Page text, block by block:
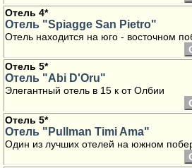
Отель 4*
Отель "Spiagge San Pietro"
Отель находится на юго - восточном
Отель 5*
Отель "Abi D'Oru"
Элегантный отель в 15 к от Олбии
Отель 5*
Отель "Pullman Timi Ama"
Один из лучших отелей на южном